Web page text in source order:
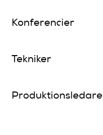
Konferencier
Tekniker
Produktionsledare